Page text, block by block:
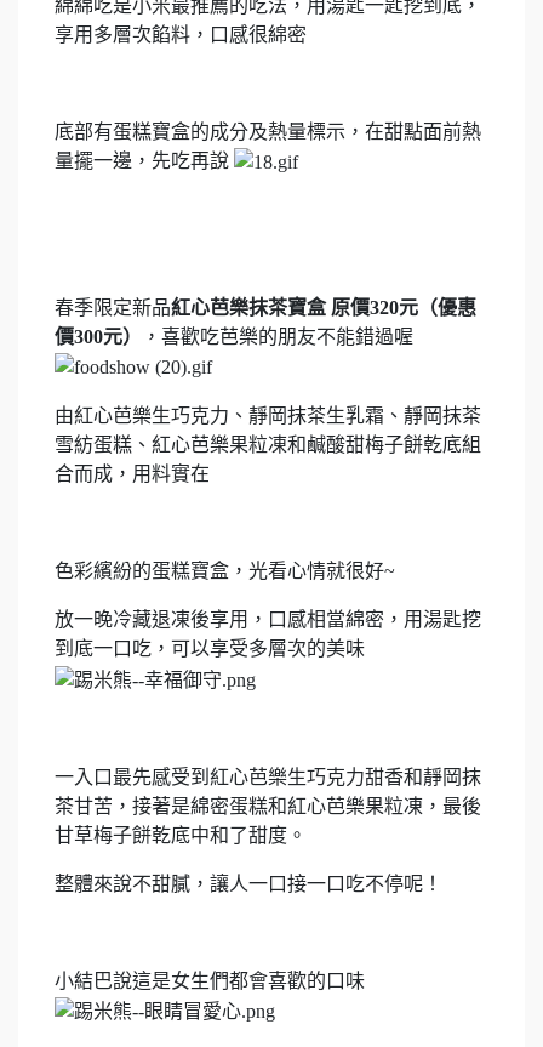
綿綿吃是小米最推薦的吃法，用湯匙一匙挖到底，
享用多層次餡料，口感很綿密
底部有蛋糕寶盒的成分及熱量標示，在甜點面前熱
量擺一邊，先吃再說
春季限定新品紅心芭樂抹茶寶盒 原價320元（優惠
價300元）
，喜歡吃芭樂的朋友不能錯過喔
由紅心芭樂生巧克力、靜岡抹茶生乳霜、靜岡抹茶
雪紡蛋糕、紅心芭樂果粒凍和鹹酸甜梅子餅乾底組
合而成，用料實在
色彩繽紛的蛋糕寶盒，光看心情就很好~
放一晚冷藏退凍後享用，口感相當綿密，用湯匙挖
到底一口吃，可以享受多層次的美味
一入口最先感受到紅心芭樂生巧克力甜香和靜岡抹
茶甘苦，接著是綿密蛋糕和紅心芭樂果粒凍，最後
甘草梅子餅乾底中和了甜度。
整體來說不甜膩，讓人一口接一口吃不停呢！
小結巴說這是女生們都會喜歡的口味